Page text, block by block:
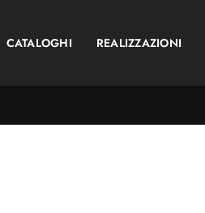
CATALOGHI REALIZZAZIONI